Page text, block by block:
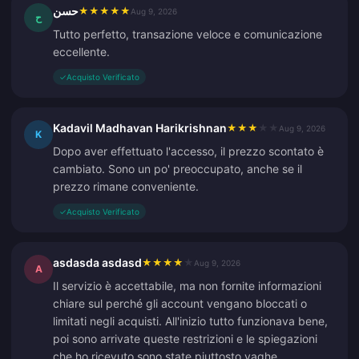
ح حسن★ ★ ★ ★ ★ Aug 9, 2026
Tutto perfetto, transazione veloce e comunicazione
eccellente.
✓Acquisto Verificato
K Kadavil Madhavan Harikrishnan★ ★ ★ Aug 9, 2026
Dopo aver effettuato l'accesso, il prezzo scontato è
cambiato. Sono un po' preoccupato, anche se il
prezzo rimane conveniente.
✓Acquisto Verificato
A asdasda asdasd★ ★ ★ ★ Aug 9, 2026
Il servizio è accettabile, ma non fornite informazioni
chiare sul perché gli account vengano bloccati o
limitati negli acquisti. All'inizio tutto funzionava bene,
poi sono arrivate queste restrizioni e le spiegazioni
che ho ricevuto sono state piuttosto vaghe.